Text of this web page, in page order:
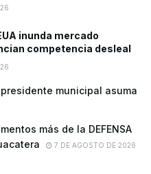
inunda mercado
competencia desleal
municipal asuma
más de la DEFENSA
7 DE AGOSTO DE 2026